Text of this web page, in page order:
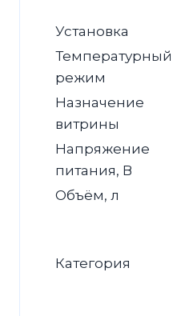
Установка
Температурный
режим
Назначение
витрины
Напряжение
питания, В
Объём, л
Категория